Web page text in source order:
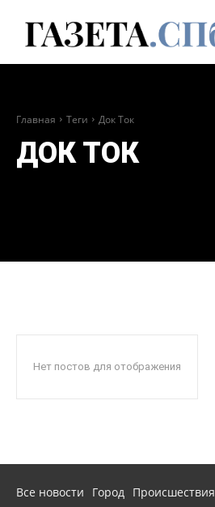
Главная Теги Док Ток
ДОК ТОК
Нет постов для отображения
Все новости Город Происшествия